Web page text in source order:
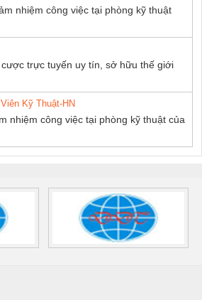
nhiệm công việc tại phòng kỹ thuật
trực tuyến uy tín, sở hữu thế giới
Kỹ Thuật-HN
nhiệm công việc tại phòng kỹ thuật của